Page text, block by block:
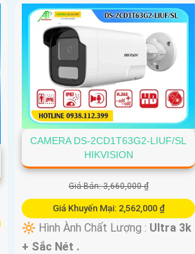
CAMERA DS-2CD1T63G2-LIUF/SL
HIKVISION
Giá Bán: 3,660,000 ₫
Giá Khuyến Mại: 2,562,000 ₫
🔆 Hình Ành Chất Lượng : Ultra 3k
+ Sắc Nét .